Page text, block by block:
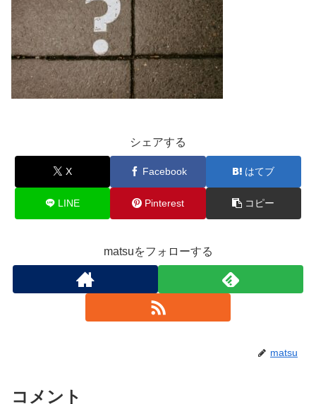
シェアする
X Facebook はてブ
LINE Pinterest コピー
matsuをフォローする
matsu
コメント